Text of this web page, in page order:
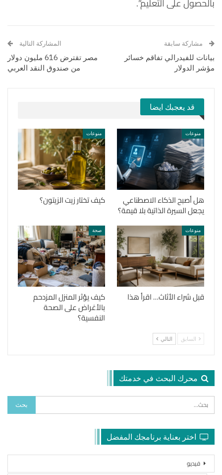
مشاركة سابقة
بيانات للفيدرالي تفاقم خسائر
مؤشر الدولار
المشاركة التالية
مصر تقترض 616 مليون دولار
من صندوق النقد العربي
قد يعجبك ايضا
منوعات
هل أصبح الذكاء الاصطناعي
يجعل السيرة الذاتية بلا قيمة؟
منوعات
كيف تختار زيت الزيتون؟
منوعات
قبل شراء الأثاث… اقرأ هذا
صحة
كيف يؤثر المنزل المزدحم
بالأغراض على الصحة
النفسية؟
السابق التالي
محرك البحث في خدمتك
اختر بعناية برنامجك المفضل
فيديو